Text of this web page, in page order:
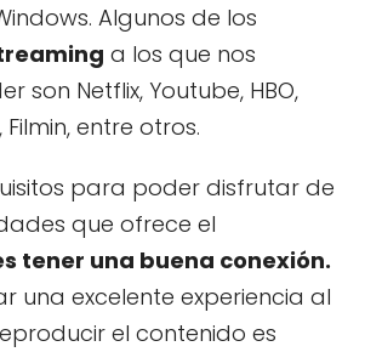
Algunos de los
a los que nos
son Netflix, Youtube, HBO,
entre otros.
para poder disfrutar de
que ofrece el
tener una buena conexión.
una excelente experiencia al
el contenido es